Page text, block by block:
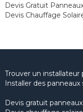
Devis Gratuit
Devis Chauffage
Trouver un installateur
Installer des panneaux
Devis gratuit